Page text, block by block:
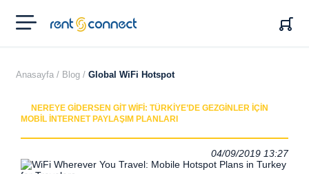
RENT'N
CONNECT
Anasayfa / Blog / Global WiFi Hotspot
NEREYE GIDERSEN GIT WIFI: TÜRKIYE’DE GEZGINLER IÇIN
MOBIL İNTERNET PAYLAŞIM PLANLARI
04/09/2019 13:27